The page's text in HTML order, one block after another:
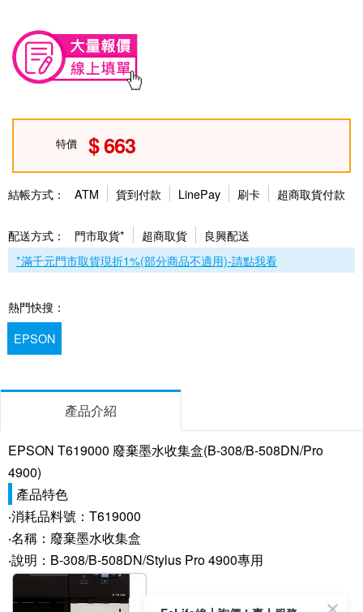
特價 663
結帳方式： ATM 貨到付款 LinePay 刷卡 超商取貨付款
配送方式： 門市取貨* 超商取貨
良興配送
*滿千元門市取貨現折1%(部分商品不適用)-請點我看
熱門快搜：
EPSON
產品介紹
EPSON T619000 廢棄墨水收集盒(B-308/B-508DN/Pro
4900)
產品特色
‧消耗品料號：T619000
‧名稱：廢棄墨水收集盒
‧說明：B-308/B-508DN/Stylus Pro 4900專用